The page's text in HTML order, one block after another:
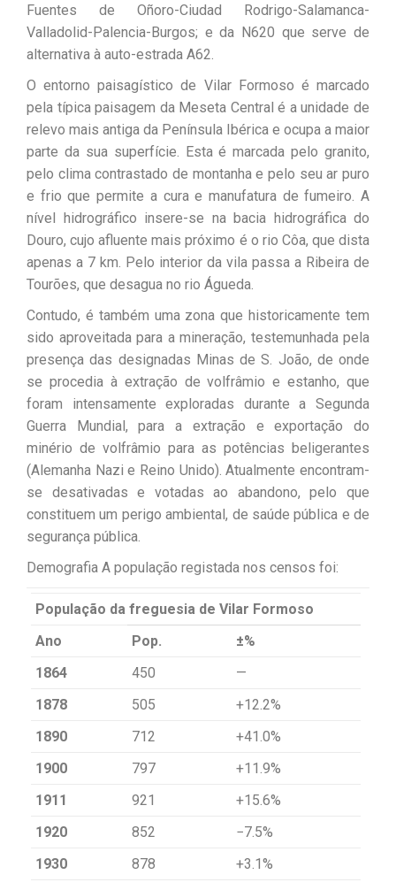
Fuentes de Oñoro-Ciudad Rodrigo-Salamanca-
Valladolid-Palencia-Burgos; e da N620 que serve de
alternativa à auto-estrada A62.
O entorno paisagístico de Vilar Formoso é marcado
pela típica paisagem da Meseta Central é a unidade de
relevo mais antiga da Península Ibérica e ocupa a maior
parte da sua superfície. Esta é marcada pelo granito,
pelo clima contrastado de montanha e pelo seu ar puro
e frio que permite a cura e manufatura de fumeiro. A
nível hidrográfico insere-se na bacia hidrográfica do
Douro, cujo afluente mais próximo é o rio Côa, que dista
apenas a 7 km. Pelo interior da vila passa a Ribeira de
Tourões, que desagua no rio Águeda.
Contudo, é também uma zona que historicamente tem
sido aproveitada para a mineração, testemunhada pela
presença das designadas Minas de S. João, de onde
se procedia à extração de volfrâmio e estanho, que
foram intensamente exploradas durante a Segunda
Guerra Mundial, para a extração e exportação do
minério de volfrâmio para as potências beligerantes
(Alemanha Nazi e Reino Unido). Atualmente encontram-
se desativadas e votadas ao abandono, pelo que
constituem um perigo ambiental, de saúde pública e de
segurança pública.
Demografia A população registada nos censos foi:
População da freguesia de Vilar Formoso
Ano
Pop.
±%
1864
450
—
1878
505
+12.2%
1890
712
+41.0%
1900
797
+11.9%
1911
921
+15.6%
1920
852
−7.5%
1930
878
+3.1%